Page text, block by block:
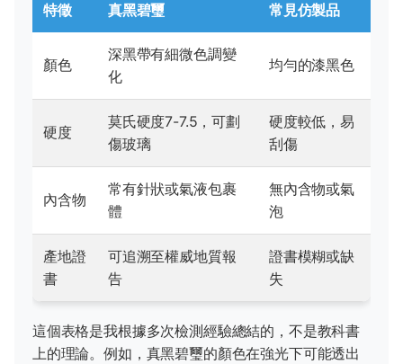
特徵 真黑碧璽 常見仿製品
顏色
深黑帶有細微色調變
化
均勻的漆黑色
硬度
莫氏硬度7-7.5，可劃
傷玻璃
硬度較低，易
刮傷
內含物
常有針狀或氣液包裹
體
無內含物或氣
泡
產地證
書
可追溯至權威地質報
告
證書模糊或缺
失
這個表格是我根據多次檢測經驗總結的，不是教科書
上的理論。例如，真黑碧璽的顏色在強光下可能透出